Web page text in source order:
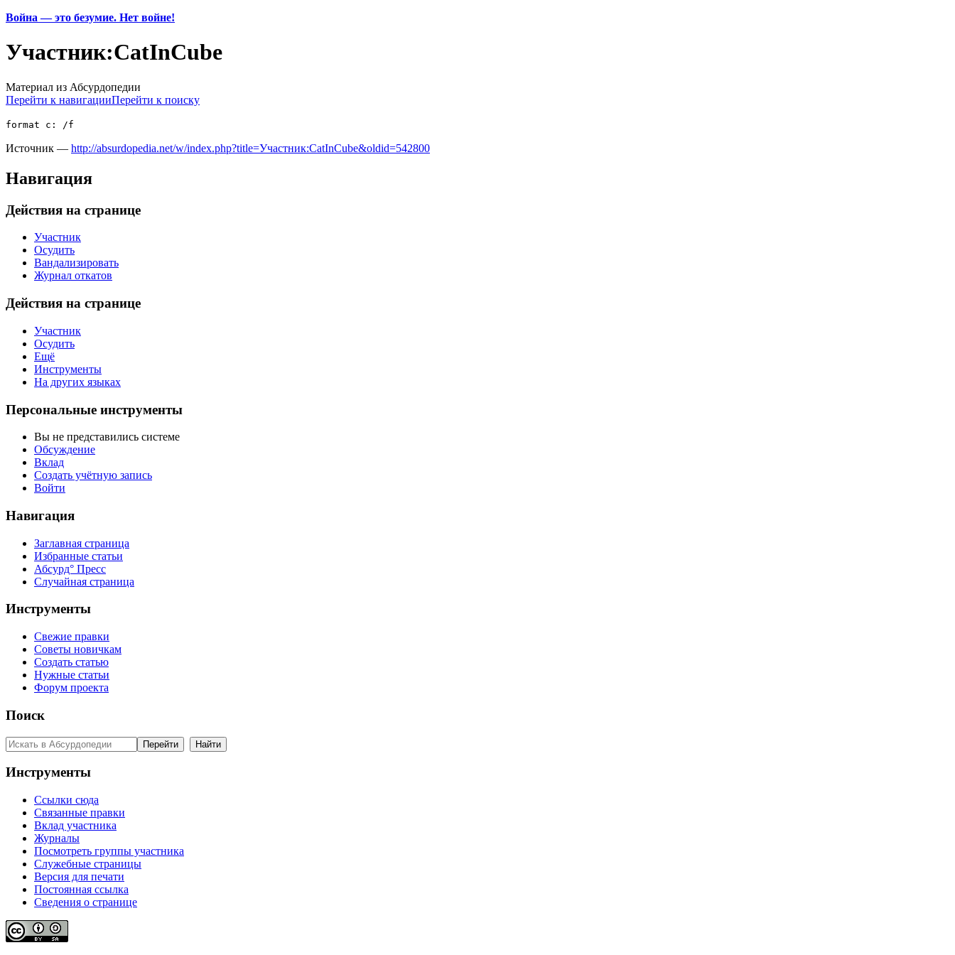
Война — это безумие. Нет войне!
Участник:CatInCube
Материал из Абсурдопедии
Перейти к навигацииПерейти к поиску
format c: /f
Источник — http://absurdopedia.net/w/index.php?title=Участник:CatInCube&oldid=542800
Навигация
Действия на странице
Участник
Осудить
Вандализировать
Журнал откатов
Действия на странице
Участник
Осудить
Ещё
Инструменты
На других языках
Персональные инструменты
Вы не представились системе
Обсуждение
Вклад
Создать учётную запись
Войти
Навигация
Заглавная страница
Избранные статьи
Абсурд° Пресс
Случайная страница
Инструменты
Свежие правки
Советы новичкам
Создать статью
Нужные статьи
Форум проекта
Поиск
Инструменты
Ссылки сюда
Связанные правки
Вклад участника
Журналы
Посмотреть группы участника
Служебные страницы
Версия для печати
Постоянная ссылка
Сведения о странице